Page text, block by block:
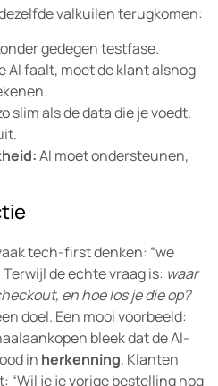
valkuilen terugkomen:
gedegen testfase.
AI faalt, moet de klant alsnog
slim als de data die je voedt.
AI moet ondersteunen,
tech-first denken: “we
de echte vraag is: waar
en hoe los je die op?
doel. Een mooi voorbeeld:
bleek dat de AI-
in herkenning. Klanten
“Wil je je vorige bestelling nog